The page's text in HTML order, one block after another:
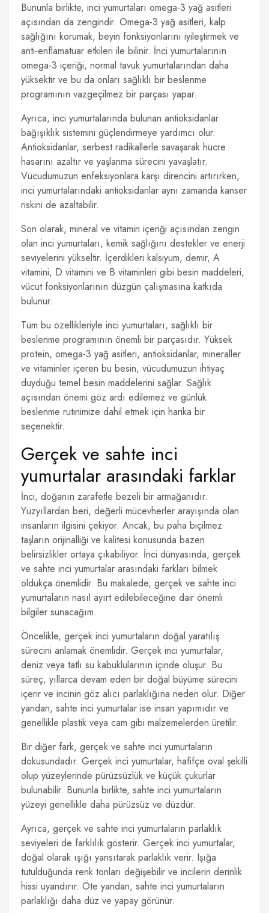
Bununla birlikte, inci yumurtaları omega-3 yağ asitleri
açısından da zengindir. Omega-3 yağ asitleri, kalp
sağlığını korumak, beyin fonksiyonlarını iyileştirmek ve
anti-enflamatuar etkileri ile bilinir. İnci yumurtalarının
omega-3 içeriği, normal tavuk yumurtalarından daha
yüksektir ve bu da onları sağlıklı bir beslenme
programının vazgeçilmez bir parçası yapar.
Ayrıca, inci yumurtalarında bulunan antioksidanlar
bağışıklık sistemini güçlendirmeye yardımcı olur.
Antioksidanlar, serbest radikallerle savaşarak hücre
hasarını azaltır ve yaşlanma sürecini yavaşlatır.
Vücudumuzun enfeksiyonlara karşı direncini artırırken,
inci yumurtalarındaki antioksidanlar aynı zamanda kanser
riskini de azaltabilir.
Son olarak, mineral ve vitamin içeriği açısından zengin
olan inci yumurtaları, kemik sağlığını destekler ve enerji
seviyelerini yükseltir. İçerdikleri kalsiyum, demir, A
vitamini, D vitamini ve B vitaminleri gibi besin maddeleri,
vücut fonksiyonlarının düzgün çalışmasına katkıda
bulunur.
Tüm bu özellikleriyle inci yumurtaları, sağlıklı bir
beslenme programının önemli bir parçasıdır. Yüksek
protein, omega-3 yağ asitleri, antioksidanlar, mineraller
ve vitaminler içeren bu besin, vücudumuzun ihtiyaç
duyduğu temel besin maddelerini sağlar. Sağlık
açısından önemi göz ardı edilemez ve günlük
beslenme rutinimize dahil etmek için harika bir
seçenektir.
Gerçek ve sahte inci
yumurtalar arasındaki farklar
İnci, doğanın zarafetle bezeli bir armağanıdır.
Yüzyıllardan beri, değerli mücevherler arayışında olan
insanların ilgisini çekiyor. Ancak, bu paha biçilmez
taşların orijinalliği ve kalitesi konusunda bazen
belirsizlikler ortaya çıkabiliyor. İnci dünyasında, gerçek
ve sahte inci yumurtalar arasındaki farkları bilmek
oldukça önemlidir. Bu makalede, gerçek ve sahte inci
yumurtaların nasıl ayırt edilebileceğine dair önemli
bilgiler sunacağım.
Öncelikle, gerçek inci yumurtaların doğal yaratılış
sürecini anlamak önemlidir. Gerçek inci yumurtalar,
deniz veya tatlı su kabuklularının içinde oluşur. Bu
süreç, yıllarca devam eden bir doğal büyüme sürecini
içerir ve incinin göz alıcı parlaklığına neden olur. Diğer
yandan, sahte inci yumurtalar ise insan yapımıdır ve
genellikle plastik veya cam gibi malzemelerden üretilir.
Bir diğer fark, gerçek ve sahte inci yumurtaların
dokusundadır. Gerçek inci yumurtalar, hafifçe oval şekilli
olup yüzeylerinde pürüzsüzlük ve küçük çukurlar
bulunabilir. Bununla birlikte, sahte inci yumurtaların
yüzeyi genellikle daha pürüzsüz ve düzdür.
Ayrıca, gerçek ve sahte inci yumurtaların parlaklık
seviyeleri de farklılık gösterir. Gerçek inci yumurtalar,
doğal olarak ışığı yansıtarak parlaklık verir. Işığa
tutulduğunda renk tonları değişebilir ve incilerin derinlik
hissi uyandırır. Öte yandan, sahte inci yumurtaların
parlaklığı daha düz ve yapay görünür.